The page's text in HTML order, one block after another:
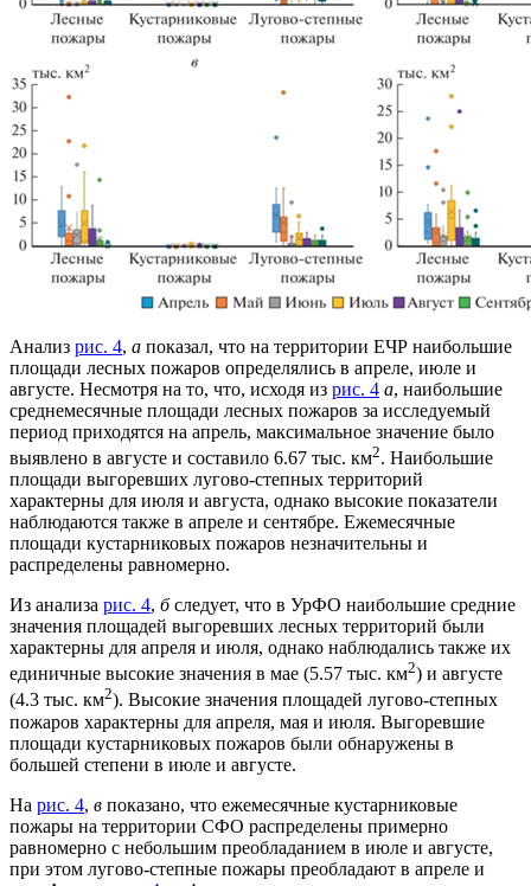
Анализ рис. 4, а показал, что на территории ЕЧР наибольшие
площади лесных пожаров определялись в апреле, июле и
августе. Несмотря на то, что, исходя из рис. 4 а, наибольшие
среднемесячные площади лесных пожаров за исследуемый
период приходятся на апрель, максимальное значение было
выявлено в августе и составило 6.67 тыс. км2. Наибольшие
площади выгоревших лугово-степных территорий
характерны для июля и августа, однако высокие показатели
наблюдаются также в апреле и сентябре. Ежемесячные
площади кустарниковых пожаров незначительны и
распределены равномерно.
Из анализа рис. 4, бследует, что в УрФО наибольшие средние
значения площадей выгоревших лесных территорий были
характерны для апреля и июля, однако наблюдались также их
единичные высокие значения в мае (5.57 тыс. км2) и августе
(4.3 тыс. км2). Высокие значения площадей лугово-степных
пожаров характерны для апреля, мая и июля. Выгоревшие
площади кустарниковых пожаров были обнаружены в
большей степени в июле и августе.
На рис. 4, в показано, что ежемесячные кустарниковые
пожары на территории СФО распределены примерно
равномерно с небольшим преобладанием в июле и августе,
при этом лугово-степные пожары преобладают в апреле и